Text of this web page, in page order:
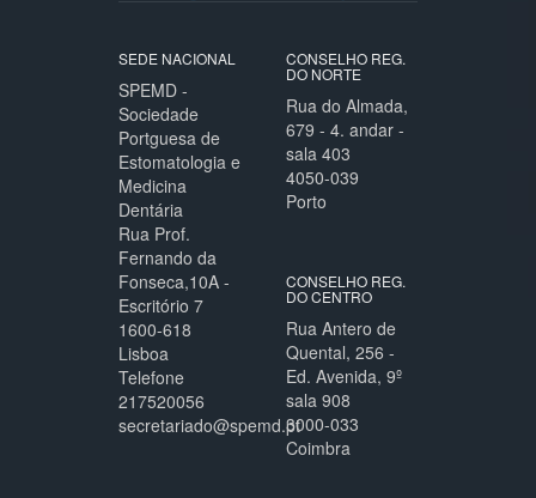
SEDE NACIONAL
SPEMD -
Sociedade
Portguesa de
Estomatologia e
Medicina
Dentária
Rua Prof.
Fernando da
Fonseca,10A -
Escritório 7
1600-618
Lisboa
Telefone
217520056
secretariado@spemd.pt
CONSELHO REG.
DO NORTE
Rua do Almada,
679 - 4. andar -
sala 403
4050-039
Porto
CONSELHO REG.
DO CENTRO
Rua Antero de
Quental, 256 -
Ed. Avenida, 9º
sala 908
3000-033
Coimbra